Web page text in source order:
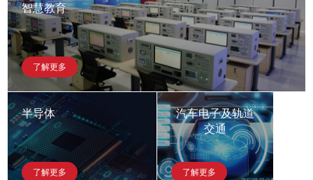
智慧教育
了解更多
半导体
了解更多
汽车电子及轨道
交通
了解更多